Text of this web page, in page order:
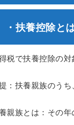
・扶養控除と
税で扶養控除の対
：扶養親族のう
親族とは：その